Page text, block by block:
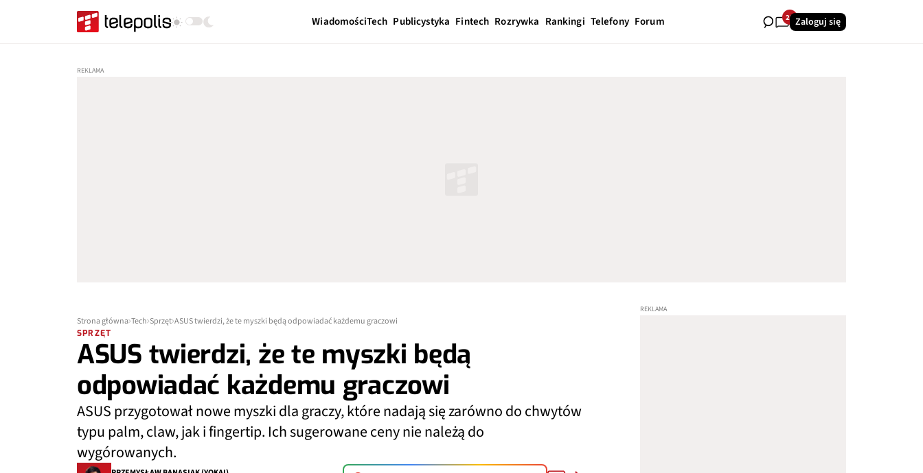
WiadomościTech Publicystyka Fintech Rozrywka Rankingi Telefony Forum 28Zaloguj się
Strona główna Tech Sprzęt ASUS twierdzi, że te myszki będą odpowiadać każdemu graczowi
SPRZĘT
ASUS twierdzi, że te myszki będą
odpowiadać każdemu graczowi
ASUS przygotował nowe myszki dla graczy, które nadają się zarówno do chwytów
typu palm, claw, jak i fingertip. Ich sugerowane ceny nie należą do
wygórowanych.